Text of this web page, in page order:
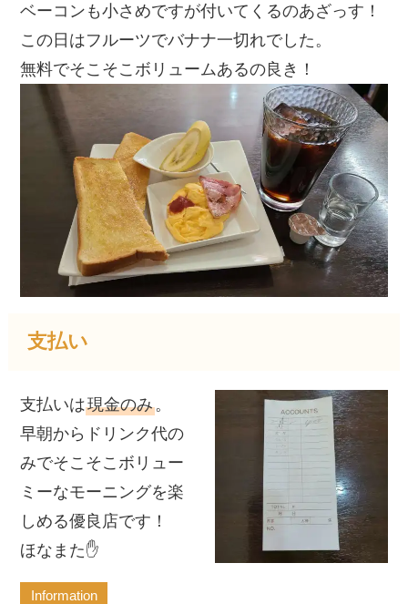
ベーコンも小さめですが付いてくるのあざっす！
この日はフルーツでバナナ一切れでした。
無料でそこそこボリュームあるの良き！
支払い
支払いは現金のみ。
早朝からドリンク代の
みでそこそこボリュー
ミーなモーニングを楽
しめる優良店です！
ほなまた✋
Information